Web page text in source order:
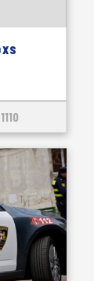
1110